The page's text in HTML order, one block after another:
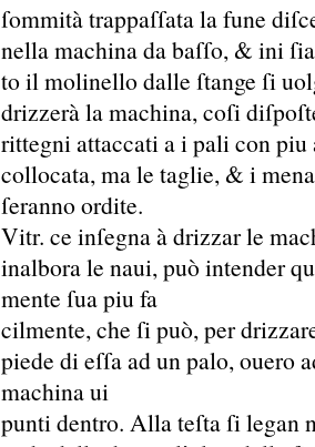
ſommità trappaſſata la fune
nella machina da baſſo, & ini
to il molinello dalle ſtange ſi
drizzerà la machina, coſi
rittegni attaccati a i pali con piu
collocata, ma le taglie, & i
ſeranno ordite.
Vitr. ce inſegna à drizzar le
inalbora le naui, può intender
mente ſua piu fa
cilmente, che ſi può, per
piede di eſſa ad un palo, ouero
machina ui
punti dentro. Alla teſta ſi legan